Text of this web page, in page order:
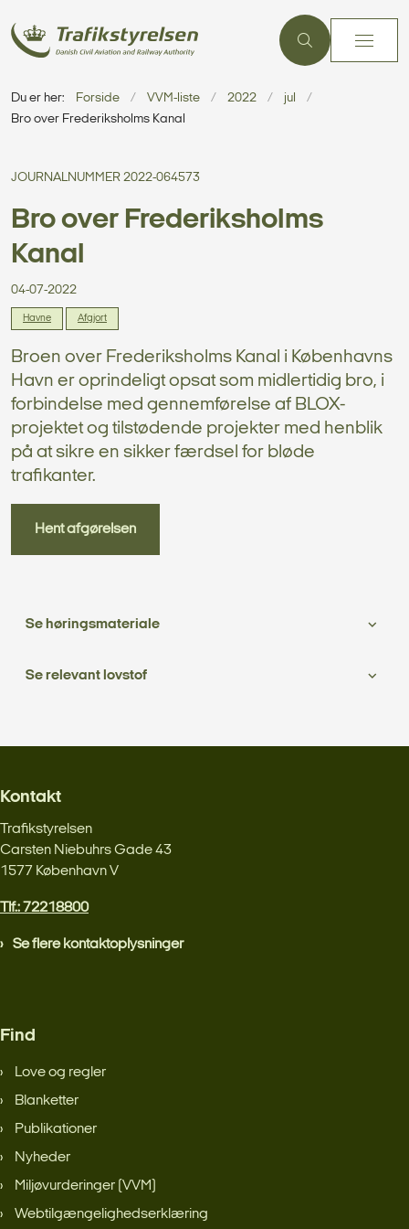
Du er her: Forside VVM-liste 2022
jul
Bro over Frederiksholms Kanal
JOURNALNUMMER 2022-064573
Bro over Frederiksholms
Kanal
04-07-2022
Havne Afgjort
Broen over Frederiksholms Kanal i Københavns
Havn er oprindeligt opsat som midlertidig bro, i
forbindelse med gennemførelse af BLOX-
projektet og tilstødende projekter med henblik
på at sikre en sikker færdsel for bløde
trafikanter.
Hent afgørelsen
Se høringsmateriale
Se relevant lovstof
Kontakt
Trafikstyrelsen
Carsten Niebuhrs Gade 43
1577 København V
Tlf.: 72218800
Se flere kontaktoplysninger
Find
Love og regler
Blanketter
Publikationer
Nyheder
Miljøvurderinger (VVM)
Webtilgængelighedserklæring